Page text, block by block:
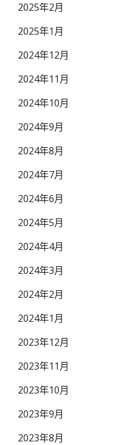
2025年2月
2025年1月
2024年12月
2024年11月
2024年10月
2024年9月
2024年8月
2024年7月
2024年6月
2024年5月
2024年4月
2024年3月
2024年2月
2024年1月
2023年12月
2023年11月
2023年10月
2023年9月
2023年8月